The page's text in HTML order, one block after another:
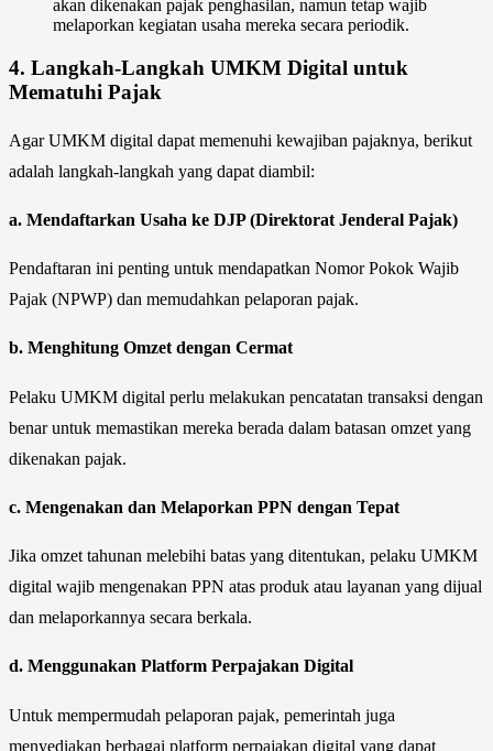
akan dikenakan pajak penghasilan, namun tetap wajib
melaporkan kegiatan usaha mereka secara periodik.
4. Langkah-Langkah UMKM Digital untuk
Mematuhi Pajak
Agar UMKM digital dapat memenuhi kewajiban pajaknya, berikut
adalah langkah-langkah yang dapat diambil:
a. Mendaftarkan Usaha ke DJP (Direktorat Jenderal Pajak)
Pendaftaran ini penting untuk mendapatkan Nomor Pokok Wajib
Pajak (NPWP) dan memudahkan pelaporan pajak.
b. Menghitung Omzet dengan Cermat
Pelaku UMKM digital perlu melakukan pencatatan transaksi dengan
benar untuk memastikan mereka berada dalam batasan omzet yang
dikenakan pajak.
c. Mengenakan dan Melaporkan PPN dengan Tepat
Jika omzet tahunan melebihi batas yang ditentukan, pelaku UMKM
digital wajib mengenakan PPN atas produk atau layanan yang dijual
dan melaporkannya secara berkala.
d. Menggunakan Platform Perpajakan Digital
Untuk mempermudah pelaporan pajak, pemerintah juga
menyediakan berbagai platform perpajakan digital yang dapat